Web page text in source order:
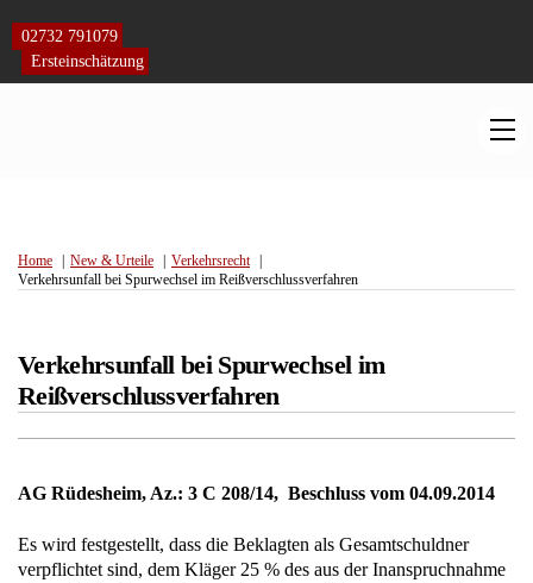
content
02732 791079
Ersteinschätzung
Home New & Urteile
Verkehrsrecht
Verkehrsunfall bei Spurwechsel im Reißverschlussverfahren
Verkehrsunfall bei Spurwechsel im
Reißverschlussverfahren
AG Rüdesheim, Az.: 3 C 208/14, Beschluss vom 04.09.2014
Es wird festgestellt, dass die Beklagten als Gesamtschuldner
verpflichtet sind, dem Kläger 25 % des aus der Inanspruchnahme